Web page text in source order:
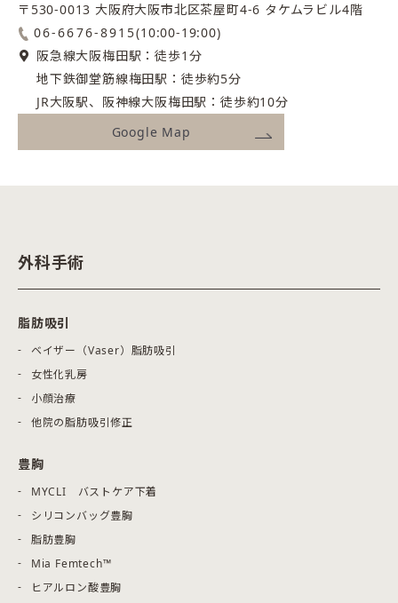
〒530-0013 大阪府大阪市北区茶屋町4-6 タケムラビル4階
06-6676-8915(10:00-19:00)
阪急線大阪梅田駅：徒歩1分
地下鉄御堂筋線梅田駅：徒歩約5分
JR大阪駅、阪神線大阪梅田駅：徒歩約10分
Google Map
外科手術
脂肪吸引
ベイザー（Vaser）脂肪吸引
女性化乳房
小顔治療
他院の脂肪吸引修正
豊胸
MYCLI バストケア下着
シリコンバッグ豊胸
脂肪豊胸
Mia Femtech™
ヒアルロン酸豊胸